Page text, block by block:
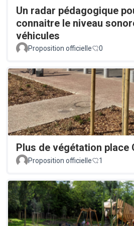
Un radar pédagogique
connaitre le niveau
véhicules
Proposition officielle 0
Plus de végétation place
Proposition officielle
1